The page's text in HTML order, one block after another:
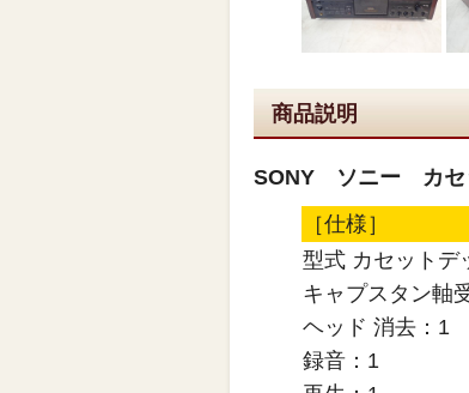
商品説明
SONY ソニー カセ
［仕様］
型式 カセットデ
キャプスタン軸
ヘッド 消去：1
録音：1